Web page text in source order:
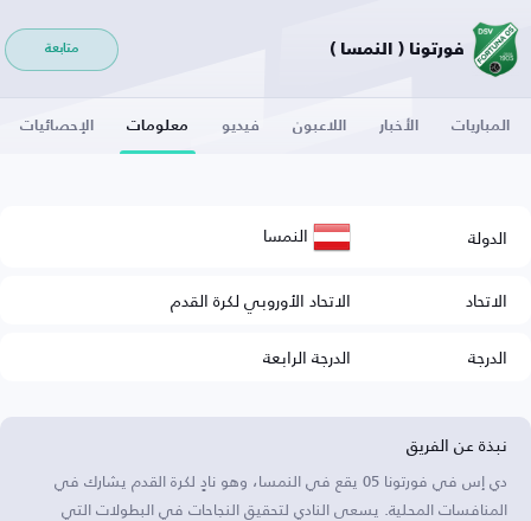
فورتونا ( النمسا ) متابعة
المباريات الأخبار اللاعبون فيديو معلومات الإحصائيات
الدولة النمسا
الاتحاد
الاتحاد الأوروبي لكرة القدم
الدرجة
الدرجة الرابعة
نبذة عن الفريق
دي إس في فورتونا 05 يقع في النمسا، وهو نادٍ لكرة القدم يشارك في
المنافسات المحلية. يسعى النادي لتحقيق النجاحات في البطولات التي